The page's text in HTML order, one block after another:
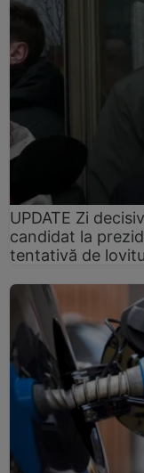
UPDATE Zi
candidat la
tentativă de